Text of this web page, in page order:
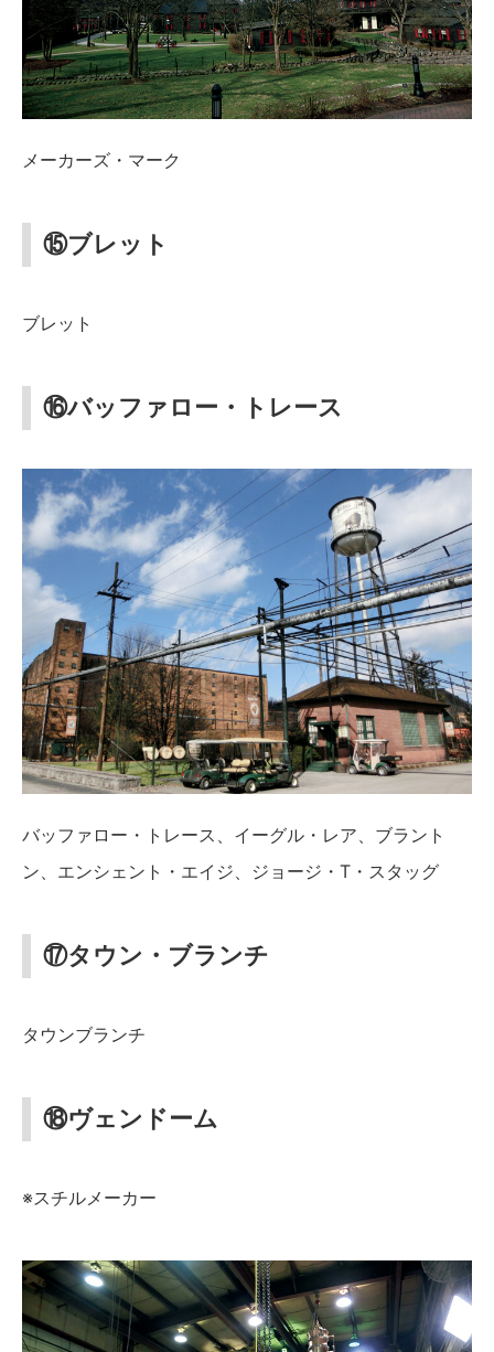
メーカーズ・マーク
⑮ブレット
ブレット
⑯バッファロー・トレース
バッファロー・トレース、イーグル・レア、ブラント
ン、エンシェント・エイジ、ジョージ・T・スタッグ
⑰タウン・ブランチ
タウンブランチ
⑱ヴェンドーム
※スチルメーカー